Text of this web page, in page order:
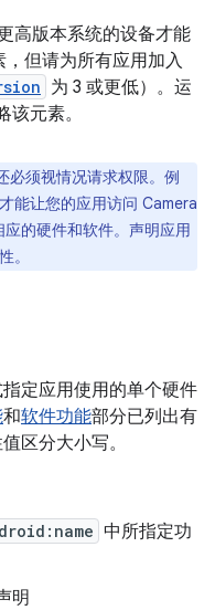
高版本系统的设备才能
，但请为所有应用加入
为 3 或更低）。运
元素。
必须视情况请求权限。例
能让您的应用访问 Camera
的硬件和软件。声明应用
。
定应用使用的单个硬件
和软件功能部分已列出有
区分大小写。
中所指定功
明